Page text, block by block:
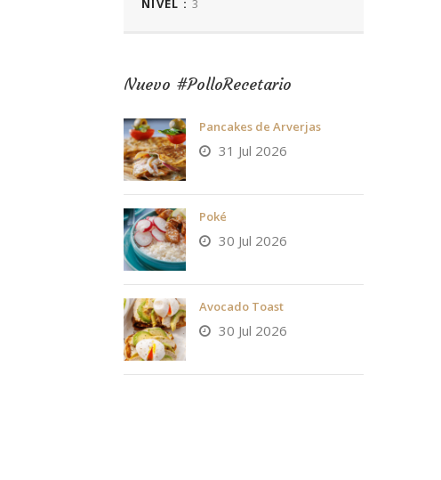
NIVEL : 3
Nuevo #PolloRecetario
Pancakes de Arverjas
31 Jul 2026
Poké
30 Jul 2026
Avocado Toast
30 Jul 2026